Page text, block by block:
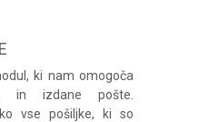
ki nam omogoča
in izdane pošte.
vse pošiljke, ki so